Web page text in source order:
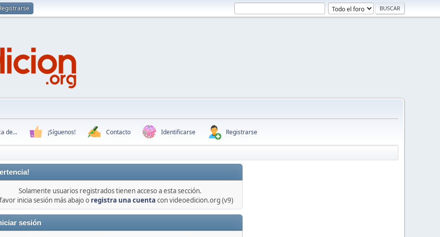
de... ¡Síguenos! Contacto Identificarse Registrarse
Solamente usuarios registrados tienen acceso a esta sección.
inicia sesión más abajo o registra una cuenta con videoedicion.org (v9)
sesión